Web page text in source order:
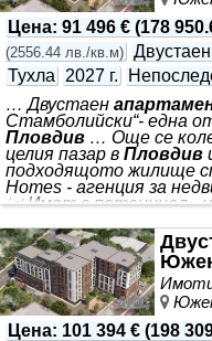
Цена: 91 496 € (178
(2556.44 лв./кв.м)
Тухла
2027 г.
… Двустаен
Стамболийски“- една
Пловдив … Още се
целия пазар в Пловдив
подходящото жилище
Homes - агенция за
📈 Имот с потенциал -
💰 Цена: 91 496€
Комплексът включва
които създават
време. 🅿️ Паркирането
подземни и надземни
Цена: 101 394 € (198